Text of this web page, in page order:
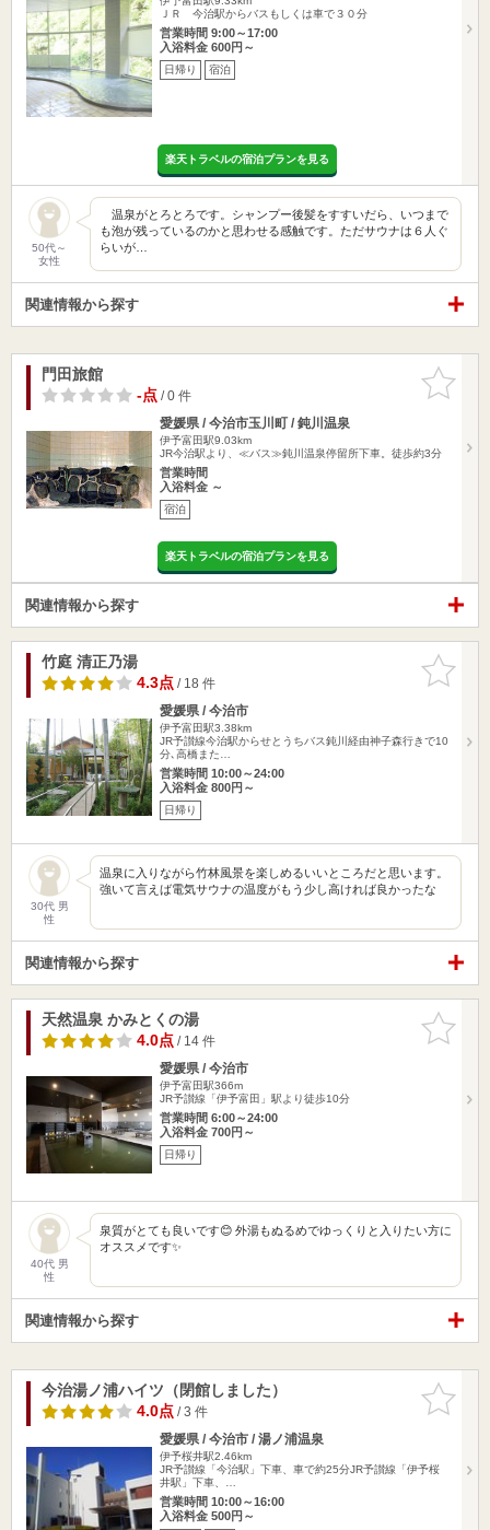
ＪＲ 今治駅からバスもしくは車で３０分
営業時間 9:00～17:00
入浴料金 600円～
日帰り 宿泊
楽天トラベルの宿泊プランを見る
50代～
女性
温泉がとろとろです。シャンプー後髪をすすいだら、いつまで
も泡が残っているのかと思わせる感触です。ただサウナは６人ぐ
らいが…
関連情報から探す
お気に入
りに追加
門田旅館
-点/ 0 件
愛媛県 / 今治市玉川町 / 鈍川温泉
伊予富田駅9.03km
JR今治駅より、≪バス≫鈍川温泉停留所下車。徒歩約3分
営業時間
入浴料金 ～
宿泊
楽天トラベルの宿泊プランを見る
関連情報から探す
お気に入
りに追加
竹庭 清正乃湯
4.3点/ 18 件
愛媛県 / 今治市
伊予富田駅3.38km
JR予讃線今治駅からせとうちバス鈍川経由神子森行きで10
分､高橋また…
営業時間 10:00～24:00
入浴料金 800円～
日帰り
30代 男
性
温泉に入りながら竹林風景を楽しめるいいところだと思います。
強いて言えば電気サウナの温度がもう少し高ければ良かったな
関連情報から探す
お気に入
りに追加
天然温泉 かみとくの湯
4.0点/ 14 件
愛媛県 / 今治市
伊予富田駅366m
JR予讃線「伊予富田」駅より徒歩10分
営業時間 6:00～24:00
入浴料金 700円～
日帰り
40代 男
性
泉質がとても良いです😊 外湯もぬるめでゆっくりと入りたい方に
オススメです✨
関連情報から探す
お気に入
りに追加
今治湯ノ浦ハイツ（閉館しました）
4.0点/ 3 件
愛媛県 / 今治市 / 湯ノ浦温泉
伊予桜井駅2.46km
JR予讃線「今治駅」下車、車で約25分JR予讃線「伊予桜
井駅」下車、…
営業時間 10:00～16:00
入浴料金 500円～